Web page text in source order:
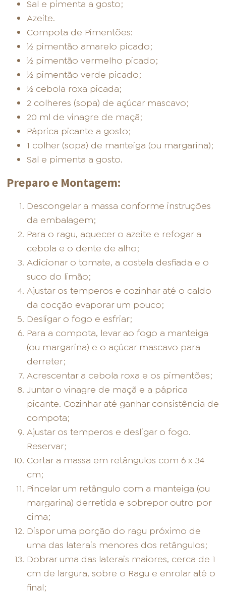
Sal e pimenta a gosto;
Azeite.
Compota de Pimentões:
½ pimentão amarelo picado;
½ pimentão vermelho picado;
½ pimentão verde picado;
½ cebola roxa picada;
2 colheres (sopa) de açúcar mascavo;
20 ml de vinagre de maçã;
Páprica picante a gosto;
1 colher (sopa) de manteiga (ou margarina);
Sal e pimenta a gosto.
Preparo e Montagem:
Descongelar a massa conforme instruções
da embalagem;
Para o ragu, aquecer o azeite e refogar a
cebola e o dente de alho;
Adicionar o tomate, a costela desfiada e o
suco do limão;
Ajustar os temperos e cozinhar até o caldo
da cocção evaporar um pouco;
Desligar o fogo e esfriar;
Para a compota, levar ao fogo a manteiga
(ou margarina) e o açúcar mascavo para
derreter;
Acrescentar a cebola roxa e os pimentões;
Juntar o vinagre de maçã e a páprica
picante. Cozinhar até ganhar consistência de
compota;
Ajustar os temperos e desligar o fogo.
Reservar;
Cortar a massa em retângulos com 6 x 34
cm;
Pincelar um retângulo com a manteiga (ou
margarina) derretida e sobrepor outro por
cima;
Dispor uma porção do ragu próximo de
uma das laterais menores dos retângulos;
Dobrar uma das laterais maiores, cerca de 1
cm de largura, sobre o Ragu e enrolar até o
final;